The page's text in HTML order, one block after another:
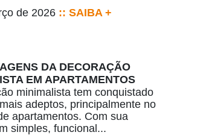
de 2026:: SAIBA +
DA DECORAÇÃO
EM APARTAMENTOS
minimalista tem conquistado
adeptos, principalmente no
apartamentos. Com sua
simples, funcional...